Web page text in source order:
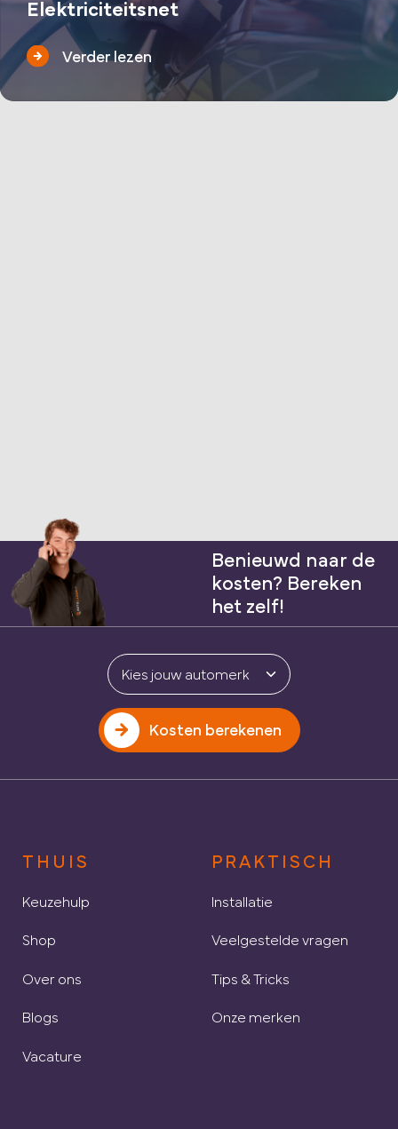
Elektriciteitsnet
Verder lezen
Benieuwd naar de
kosten? Bereken
het zelf!
Kosten berekenen
THUIS
Keuzehulp
Shop
Over ons
Blogs
Vacature
PRAKTISCH
Installatie
Veelgestelde vragen
Tips & Tricks
Onze merken